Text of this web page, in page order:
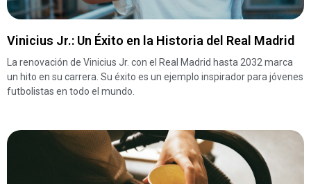
Vinicius Jr.: Un Éxito en la Historia del Real Madrid
La renovación de Vinicius Jr. con el Real Madrid hasta 2032 marca
un hito en su carrera. Su éxito es un ejemplo inspirador para jóvenes
futbolistas en todo el mundo.